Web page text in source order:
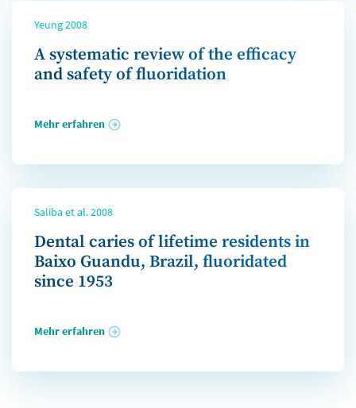
Yeung 2008
A systematic review of the efficacy
and safety of fluoridation
Mehr erfahren
Saliba et al. 2008
Dental caries of lifetime residents in
Baixo Guandu, Brazil, fluoridated
since 1953
Mehr erfahren